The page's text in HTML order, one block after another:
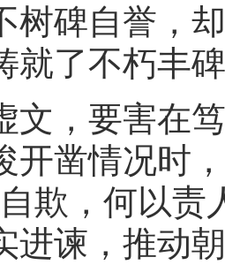
树碑自誉，
就了不朽丰
，要害在笃
开凿情况时
欺，何以
进谏，推动